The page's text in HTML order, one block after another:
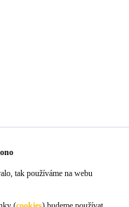
tak používáme na webu